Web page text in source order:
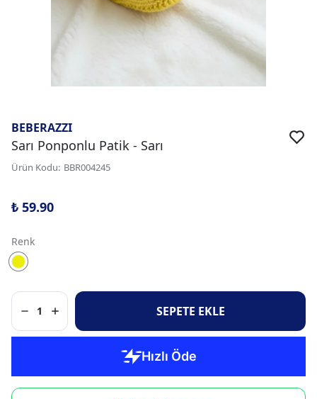
BEBERAZZI
Sarı Ponponlu Patik - Sarı
Ürün Kodu: BBR004245
₺ 59.90
Renk
1 SEPETE EKLE